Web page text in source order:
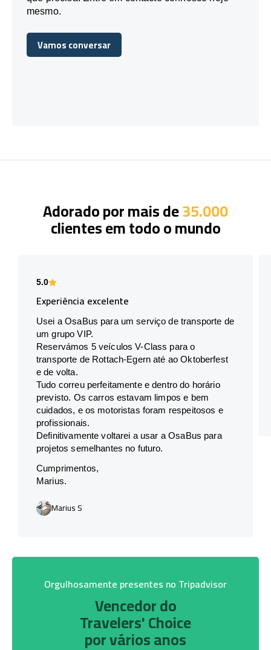
mesmo.
Vamos conversar
Vamos conversar
Adorado por mais de35.000
clientes em todo o mundo
5.0
Experiência excelente
Usei a OsaBus para um serviço de transporte de
um grupo VIP.
Reservámos 5 veículos V-Class para o
transporte de Rottach-Egern até ao Oktoberfest
e de volta.
Tudo correu perfeitamente e dentro do horário
previsto. Os carros estavam limpos e bem
cuidados, e os motoristas foram respeitosos e
profissionais.
Definitivamente voltarei a usar a OsaBus para
projetos semelhantes no futuro.
Cumprimentos,
Marius.
Marius S
Orgulhosamente presentes no Tripadvisor
Vencedor do
Travelers' Choice
por vários anos